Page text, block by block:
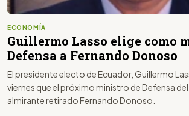
ECONOMÍA
Guillermo Lasso elige como
Defensa a Fernando Donoso
El presidente electo de Ecuador, Guillermo
viernes que el próximo ministro de Defensa
almirante retirado Fernando Donoso.